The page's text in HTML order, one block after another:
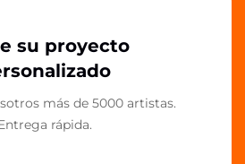
su proyecto
más de 5000 artistas.
rápida.